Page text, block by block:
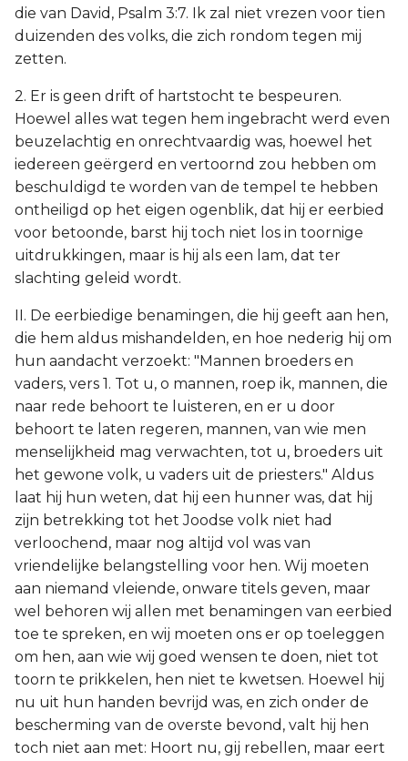
die van David, Psalm 3:7. Ik zal niet vrezen voor tien
duizenden des volks, die zich rondom tegen mij
zetten.
2. Er is geen drift of hartstocht te bespeuren.
Hoewel alles wat tegen hem ingebracht werd even
beuzelachtig en onrechtvaardig was, hoewel het
iedereen geërgerd en vertoornd zou hebben om
beschuldigd te worden van de tempel te hebben
ontheiligd op het eigen ogenblik, dat hij er eerbied
voor betoonde, barst hij toch niet los in toornige
uitdrukkingen, maar is hij als een lam, dat ter
slachting geleid wordt.
II. De eerbiedige benamingen, die hij geeft aan hen,
die hem aldus mishandelden, en hoe nederig hij om
hun aandacht verzoekt: "Mannen broeders en
vaders, vers 1. Tot u, o mannen, roep ik, mannen, die
naar rede behoort te luisteren, en er u door
behoort te laten regeren, mannen, van wie men
menselijkheid mag verwachten, tot u, broeders uit
het gewone volk, u vaders uit de priesters." Aldus
laat hij hun weten, dat hij een hunner was, dat hij
zijn betrekking tot het Joodse volk niet had
verloochend, maar nog altijd vol was van
vriendelijke belangstelling voor hen. Wij moeten
aan niemand vleiende, onware titels geven, maar
wel behoren wij allen met benamingen van eerbied
toe te spreken, en wij moeten ons er op toeleggen
om hen, aan wie wij goed wensen te doen, niet tot
toorn te prikkelen, hen niet te kwetsen. Hoewel hij
nu uit hun handen bevrijd was, en zich onder de
bescherming van de overste bevond, valt hij hen
toch niet aan met: Hoort nu, gij rebellen, maar eert